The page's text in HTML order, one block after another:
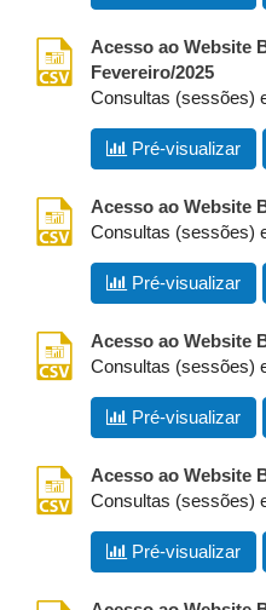
Acesso ao Website
Fevereiro/2025
csv
Consultas (sessões)
Pré-visualizar
Acesso ao Website
csv
Consultas (sessões)
Pré-visualizar
Acesso ao Website
csv
Consultas (sessões)
Pré-visualizar
Acesso ao Website
csv
Consultas (sessões)
Pré-visualizar